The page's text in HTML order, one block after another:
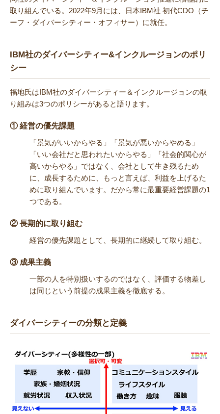
取り組んでいる。2022年9月には、日本IBM社 初代CDO（チ
ーフ・ダイバーシティー・オフィサー）に就任。
IBM社のダイバーシティー&インクルージョンのポリ
シー
福地氏はIBM社のダイバーシティー＆インクルージョンの取
り組みは3つのポリシーがあると語ります。
① 経営の優先課題
「景気がいいからやる」「景気が悪いからやめる」
「いい会社だと思われたいからやる」「社会的関心が
高いからやる」ではなく、会社として生き残るため
に、成長するために、もっと言えば、利益を上げるた
めに取り組んでいます。だから常に最重要経営課題の1
つである。
②長期的に取り組む
経営の優先課題として、長期的に継続して取り組む。
③ 成果主義
一部の人を特別扱いするのではなく、評価する物差し
は同じという前提の成果主義を徹底する。
ダイバーシティーの分類と定義